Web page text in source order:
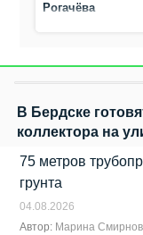
Рогачёва
В Бердске
коллектора на
75 метров
грунта
04.08.2026
Автор: Марина